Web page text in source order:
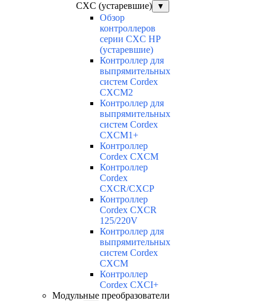
CXC (устаревшие)
▼
Обзор
контроллеров
серии CXC HP
(устаревшие)
Контроллер для
выпрямительных
систем Cordex
CXCM2
Контроллер для
выпрямительных
систем Cordex
CXCM1+
Контроллер
Cordex CXCM
Контроллер
Cordex
CXCR/CXCP
Контроллер
Cordex CXCR
125/220V
Контроллер для
выпрямительных
систем Cordex
CXCM
Контроллер
Cordex CXCI+
Модульные преобразователи